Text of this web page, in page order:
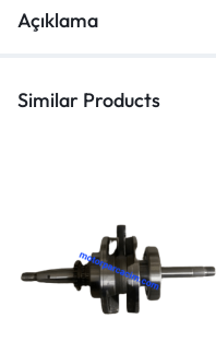
Açıklama
Similar Products